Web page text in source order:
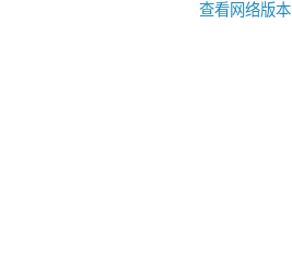
查看网络版本